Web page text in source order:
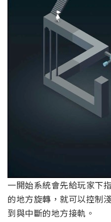
一開始系統會先給玩家下
的地方旋轉，就可以控制
到與中斷的地方接軌。